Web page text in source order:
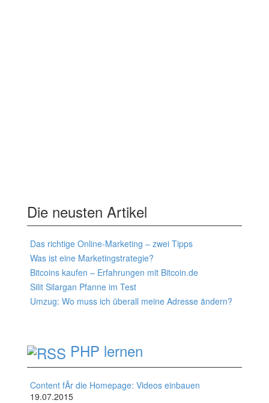
Die neusten Artikel
Das richtige Online-Marketing – zwei Tipps
Was ist eine Marketingstrategie?
Bitcoins kaufen – Erfahrungen mit Bitcoin.de
Silit Silargan Pfanne im Test
Umzug: Wo muss ich überall meine Adresse ändern?
PHP lernen
Content fÃr die Homepage: Videos einbauen
19.07.2015